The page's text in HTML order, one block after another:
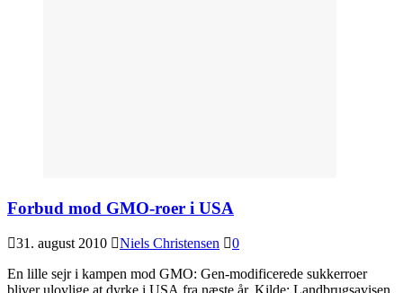
Forbud mod GMO-roer i USA
31. august 2010 Niels Christensen
0
En lille sejr i kampen mod GMO: Gen-modificerede sukkerroer
bliver ulovlige at dyrke i USA fra næste år. Kilde: Landbrugsavisen